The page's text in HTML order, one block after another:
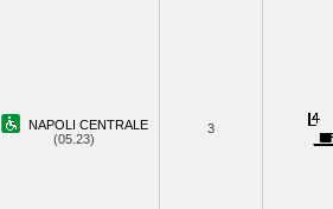
NAPOLI CENTRALE
(05.23)
3